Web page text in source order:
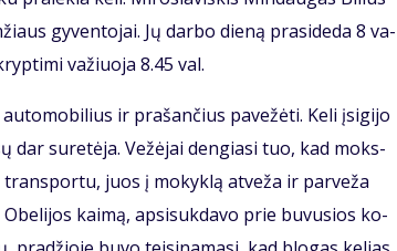
gy­ven­to­jai. Jų dar­bo die­ną pra­si­de­da 8 va­
va­žiuo­ja 8.45 val.
ir pra­šan­čius pa­ve­žė­ti. Ke­li įsi­gi­jo
dar su­re­tė­ja. Ve­žė­jai den­gia­si tuo, kad moks­
juos į mo­kyk­lą at­ve­ža ir par­ve­ža
kai­mą, ap­si­suk­da­vo prie bu­vu­sios ko­